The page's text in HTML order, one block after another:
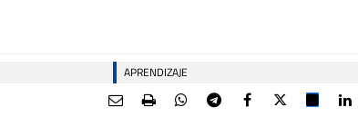
APRENDIZAJE